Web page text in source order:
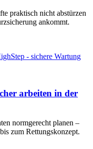
praktisch nicht abstürzen
ankommt.
arbeiten in der
normgerecht planen –
zum Rettungskonzept.